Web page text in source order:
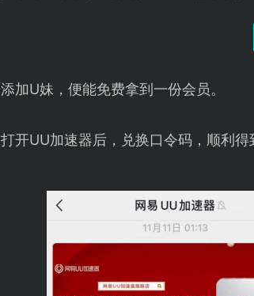
加U妹，便能免费拿到一份会员。
开UU加速器后，兑换口令码，顺利得